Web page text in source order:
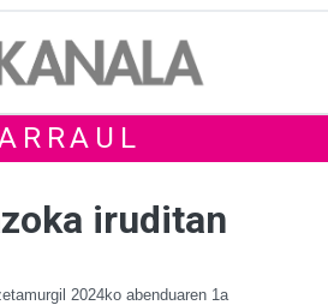
iruditan
2024ko abenduaren 1a